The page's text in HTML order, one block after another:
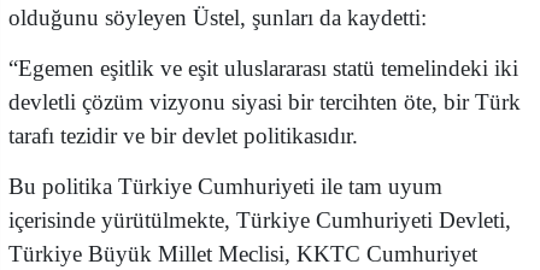
olduğunu söyleyen Üstel, şunları da kaydetti:
“Egemen eşitlik ve eşit uluslararası statü temelindeki iki
devletli çözüm vizyonu siyasi bir tercihten öte, bir Türk
tarafı tezidir ve bir devlet politikasıdır.
Bu politika Türkiye Cumhuriyeti ile tam uyum
içerisinde yürütülmekte, Türkiye Cumhuriyeti Devleti,
Türkiye Büyük Millet Meclisi, KKTC Cumhuriyet